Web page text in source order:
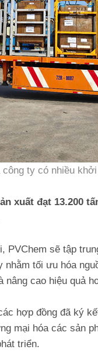
ty có nhiều
xuất đạt 13.200
sẽ tập
tối ưu hóa
cao hiệu quả
hợp đồng đã ký
mại hóa các sản
triển.